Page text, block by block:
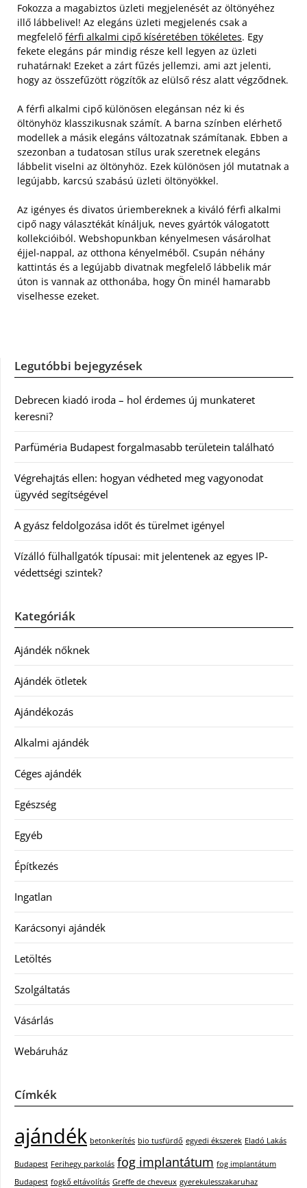
Fokozza a magabiztos üzleti megjelenését az öltönyéhez
illő lábbelivel! Az elegáns üzleti megjelenés csak a
megfelelő férfi alkalmi cipő kíséretében tökéletes. Egy
fekete elegáns pár mindig része kell legyen az üzleti
ruhatárnak! Ezeket a zárt fűzés jellemzi, ami azt jelenti,
hogy az összefűzött rögzítők az elülső rész alatt végződnek.
A férfi alkalmi cipő különösen elegánsan néz ki és
öltönyhöz klasszikusnak számít. A barna színben elérhető
modellek a másik elegáns változatnak számítanak. Ebben a
szezonban a tudatosan stílus urak szeretnek elegáns
lábbelit viselni az öltönyhöz. Ezek különösen jól mutatnak a
legújabb, karcsú szabású üzleti öltönyökkel.
Az igényes és divatos úriembereknek a kiváló férfi alkalmi
cipő nagy választékát kínáljuk, neves gyártók válogatott
kollekcióiból. Webshopunkban kényelmesen vásárolhat
éjjel-nappal, az otthona kényelméből. Csupán néhány
kattintás és a legújabb divatnak megfelelő lábbelik már
úton is vannak az otthonába, hogy Ön minél hamarabb
viselhesse ezeket.
Legutóbbi bejegyzések
Debrecen kiadó iroda – hol érdemes új munkateret
keresni?
Parfüméria Budapest forgalmasabb területein található
Végrehajtás ellen: hogyan védheted meg vagyonodat
ügyvéd segítségével
A gyász feldolgozása időt és türelmet igényel
Vízálló fülhallgatók típusai: mit jelentenek az egyes IP-
védettségi szintek?
Kategóriák
Ajándék nőknek
Ajándék ötletek
Ajándékozás
Alkalmi ajándék
Céges ajándék
Egészség
Egyéb
Építkezés
Ingatlan
Karácsonyi ajándék
Letöltés
Szolgáltatás
Vásárlás
Webáruház
Címkék
ajándék betonkerítés bio tusfürdő egyedi ékszerek Eladó Lakás
Budapest Ferihegy parkolás fog implantátum fog implantátum
Budapest fogkő eltávolítás Greffe de cheveux gyerekulesszakaruhaz